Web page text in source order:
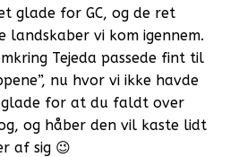
glade for GC, og de ret
landskaber vi kom igennem.
Tejeda passede fint til
nu hvor vi ikke havde
glade for at du faldt over
og håber den vil kaste lidt
af sig 😉